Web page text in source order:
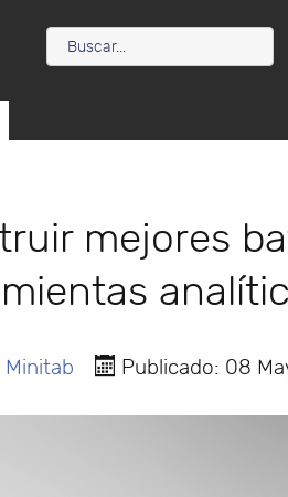
mejores
Minitab Publicado: 08